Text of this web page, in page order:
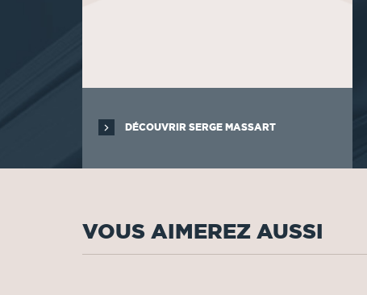
DÉCOUVRIR SERGE MASSART
VOUS AIMEREZ AUSSI